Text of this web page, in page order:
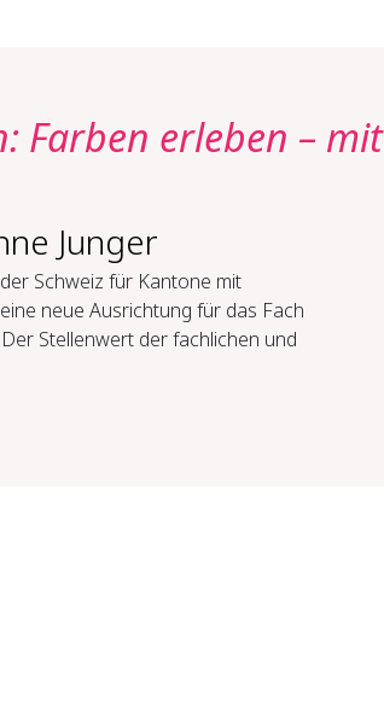
Farben erleben – mit
Junger
Schweiz für Kantone mit
neue Ausrichtung für das Fach
Stellenwert der fachlichen und